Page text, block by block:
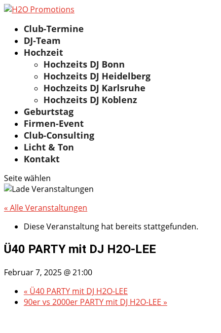
Club-Termine
DJ-Team
Hochzeit
Hochzeits DJ Bonn
Hochzeits DJ Heidelberg
Hochzeits DJ Karlsruhe
Hochzeits DJ Koblenz
Geburtstag
Firmen-Event
Club-Consulting
Licht & Ton
Kontakt
Seite wählen
« Alle Veranstaltungen
Diese Veranstaltung hat bereits stattgefunden.
Ü40 PARTY mit DJ H2O-LEE
Februar 7, 2025 @ 21:00
« Ü40 PARTY mit DJ H2O-LEE
90er vs 2000er PARTY mit DJ H2O-LEE »